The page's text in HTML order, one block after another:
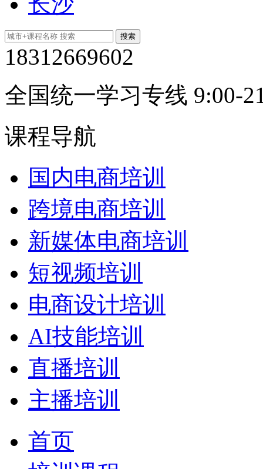
18312669602
全国统一学习专线 9:00-
课程导航
国内电商培训
跨境电商培训
新媒体电商培训
短视频培训
电商设计培训
AI技能培训
直播培训
主播培训
首页